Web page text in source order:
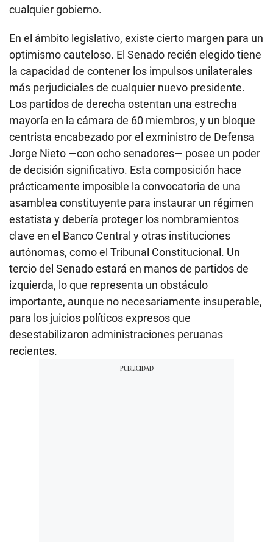
cualquier gobierno.
En el ámbito legislativo, existe cierto margen para un
optimismo cauteloso. El Senado recién elegido tiene
la capacidad de contener los impulsos unilaterales
más perjudiciales de cualquier nuevo presidente.
Los partidos de derecha ostentan una estrecha
mayoría en la cámara de 60 miembros, y un bloque
centrista encabezado por el exministro de Defensa
Jorge Nieto —con ocho senadores— posee un poder
de decisión significativo. Esta composición hace
prácticamente imposible la convocatoria de una
asamblea constituyente para instaurar un régimen
estatista y debería proteger los nombramientos
clave en el Banco Central y otras instituciones
autónomas, como el Tribunal Constitucional. Un
tercio del Senado estará en manos de partidos de
izquierda, lo que representa un obstáculo
importante, aunque no necesariamente insuperable,
para los juicios políticos expresos que
desestabilizaron administraciones peruanas
recientes.